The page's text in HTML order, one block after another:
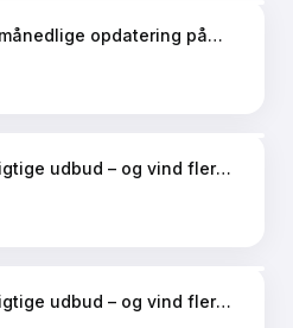
opdatering på
udbud – og vind flere
udbud – og vind flere